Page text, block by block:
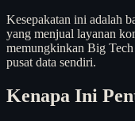
Kesepakatan ini adalah
yang menjual layanan
memungkinkan Big Tech
pusat data sendiri.
Kenapa Ini